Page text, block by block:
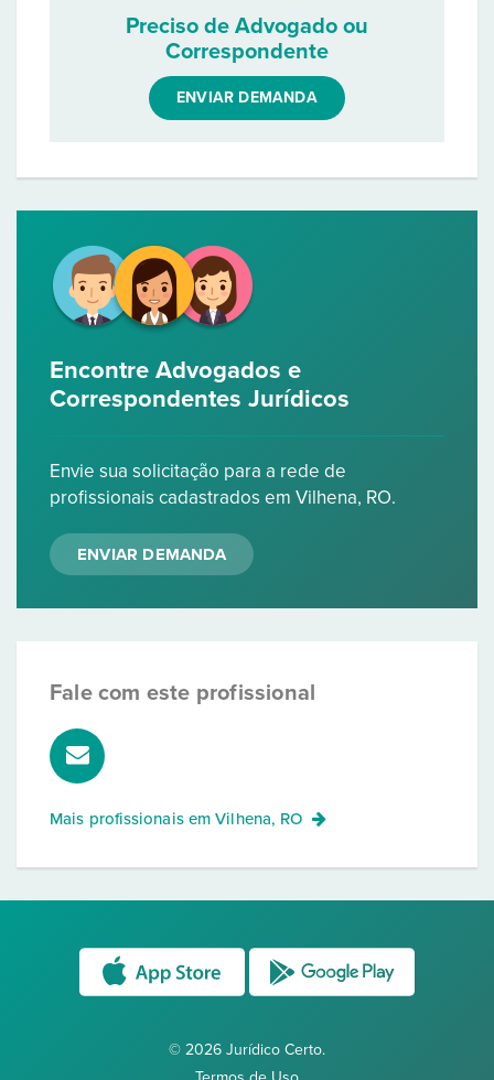
Preciso de Advogado ou
Correspondente
ENVIAR DEMANDA
Encontre Advogados e
Correspondentes Jurídicos
Envie sua solicitação para a rede de
profissionais cadastrados em Vilhena, RO.
ENVIAR DEMANDA
Fale com este profissional
Mais profissionais emVilhena, RO
© 2026 Jurídico Certo.